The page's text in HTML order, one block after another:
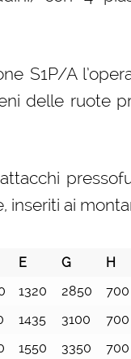
S1P/A
delle ruote
inseriti ai
E G
H
1320 2850
700
1435 3100
700
1550 3350 700